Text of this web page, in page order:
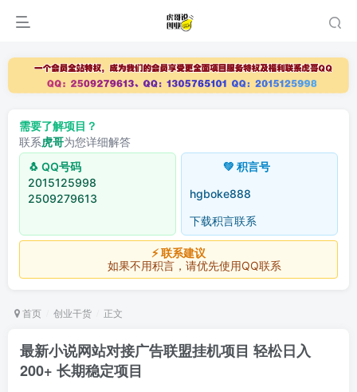
需要了解项目？
联系虎哥为您详细解答
🐧 QQ号码
2015125998
2509279613
💚 积言号
hgboke888
下载积言联系
⚡ 联系建议
如果不用积言，请优先使用QQ联系
首页 创业干货 正文
最新小说网站对接广告联盟挂机项目 轻松日入
200+ 长期稳定项目